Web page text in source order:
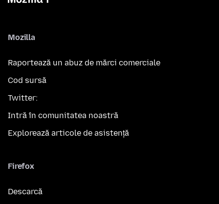
Mozilla
Raportează un abuz de mărci comerciale
Cod sursă
Twitter:
Intră în comunitatea noastră
Explorează articole de asistență
Firefox
Descarcă